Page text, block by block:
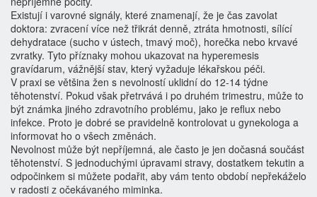
Existují i varovné signály, které znamenají, že je čas zavolat
doktora: zvracení více než třikrát denně, ztráta hmotnosti, sílící
dehydratace (sucho v ústech, tmavý moč), horečka nebo krvavé
zvratky. Tyto příznaky mohou ukazovat na hyperemesis
gravídarum, vážnější stav, který vyžaduje lékařskou péči.
V praxi se většina žen s nevolností uklidní do 12‑14 týdne
těhotenství. Pokud však přetrvává i po druhém trimestru, může to
být známka jiného zdravotního problému, jako je reflux nebo
infekce. Proto je dobré se pravidelně kontrolovat u gynekologa a
informovat ho o všech změnách.
Nevolnost může být nepříjemná, ale často je jen dočasná součást
těhotenství. S jednoduchými úpravami stravy, dostatkem tekutin a
odpočinkem si můžete podařit, aby vám tento období nepřekáželo
v radosti z očekávaného miminka.